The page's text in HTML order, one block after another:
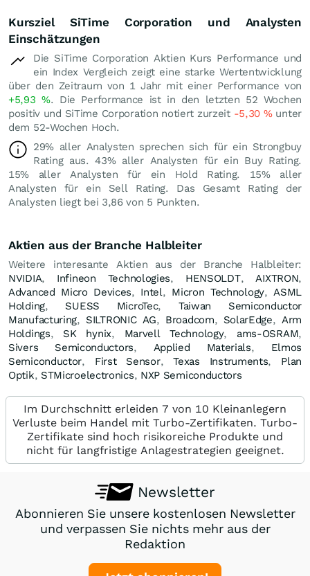
Kursziel SiTime Corporation und Analysten
Einschätzungen
Die SiTime Corporation Aktien Kurs Performance und
ein Index Vergleich zeigt eine starke Wertentwicklung
über den Zeitraum von 1 Jahr mit einer Performance von
+5,93 %. Die Performance ist in den letzten 52 Wochen
positiv und SiTime Corporation notiert zurzeit -5,30 %unter
dem 52-Wochen Hoch.
29% aller Analysten sprechen sich für ein Strongbuy
Rating aus. 43% aller Analysten für ein Buy Rating.
15% aller Analysten für ein Hold Rating. 15% aller
Analysten für ein Sell Rating. Das Gesamt Rating der
Analysten liegt bei 3,86 von 5 Punkten.
Aktien aus der Branche Halbleiter
Weitere interesante Aktien aus der Branche Halbleiter:
NVIDIA, Infineon Technologies, HENSOLDT,AIXTRON,
Advanced Micro Devices, Intel, Micron Technology,ASML
Holding, SUESS MicroTec, Taiwan Semiconductor
Manufacturing, SILTRONIC AG, Broadcom, SolarEdge, Arm
Holdings, SK hynix, Marvell Technology, ams-OSRAM,
Sivers Semiconductors, Applied Materials, Elmos
Semiconductor, First Sensor,Texas Instruments, Plan
Optik, STMicroelectronics, NXP Semiconductors
Im Durchschnitt erleiden 7 von 10 Kleinanlegern
Verluste beim Handel mit Turbo-Zertifikaten. Turbo-
Zertifikate sind hoch risikoreiche Produkte und
nicht für langfristige Anlagestrategien geeignet.
Newsletter
Abonnieren Sie unsere kostenlosen Newsletter
und verpassen Sie nichts mehr aus der
Redaktion